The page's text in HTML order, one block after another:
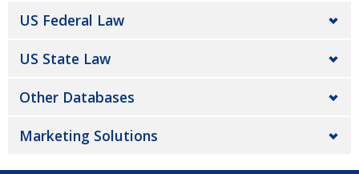
US Federal Law
US State Law
Other Databases
Marketing Solutions